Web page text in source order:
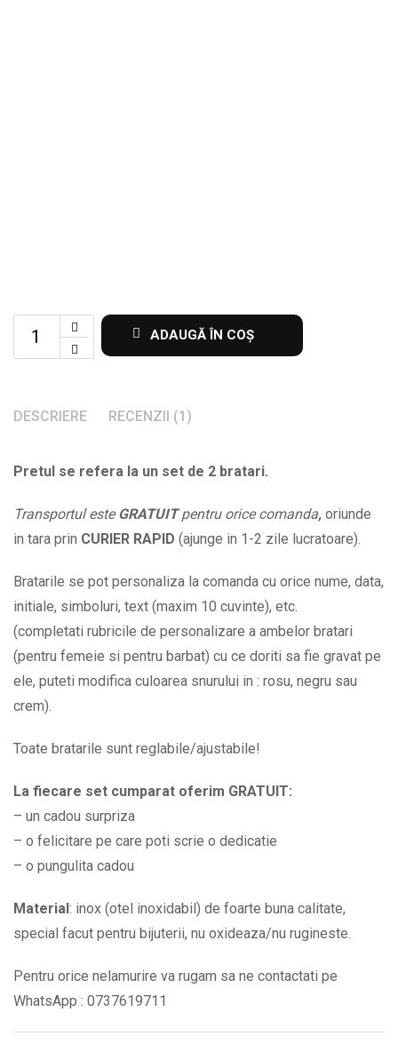
Bratari
aniversare
si
la
BPC683
quantity
ADAUGĂ ÎN COȘ
DESCRIERE RECENZII (1)
Pretul se refera la un set de 2 bratari.
Transportul esteGRATUITpentru orice comanda, oriunde
in tara prin CURIER RAPID (ajunge in 1-2 zile lucratoare).
Bratarile se pot personaliza la comanda cu orice nume, data,
initiale, simboluri, text (maxim 10 cuvinte), etc.
(completati rubricile de personalizare a ambelor bratari
(pentru femeie si pentru barbat) cu ce doriti sa fie gravat pe
ele, puteti modifica culoarea snurului in : rosu, negru sau
crem).
Toate bratarile sunt reglabile/ajustabile!
La fiecare set cumparat oferim GRATUIT:
– un cadou surpriza
– o felicitare pe care poti scrie o dedicatie
– o pungulita cadou
Material : inox (otel inoxidabil) de foarte buna calitate,
special facut pentru bijuterii, nu oxideaza/nu rugineste.
Pentru orice nelamurire va rugam sa ne contactati pe
WhatsApp : 0737619711